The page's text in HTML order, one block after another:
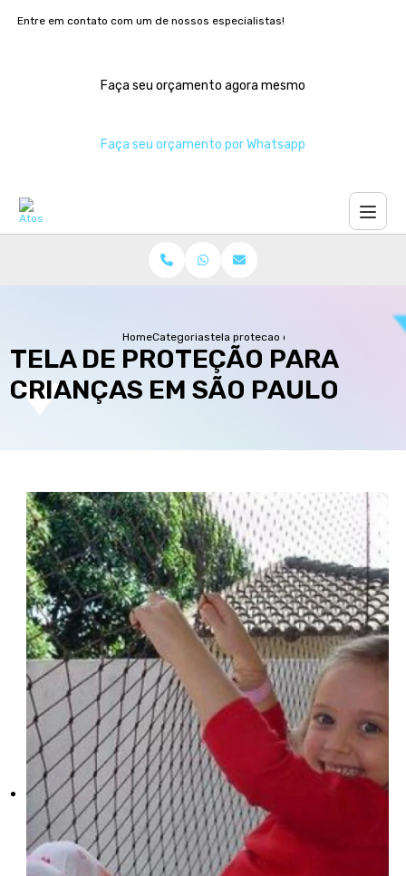
Entre em contato com um de nossos especialistas!
Faça seu orçamento agora mesmo
Faça seu orçamento por Whatsapp
HomeCategoriastela protecao criancas sao paulo
TELA DE PROTEÇÃO PARA
CRIANÇAS EM SÃO PAULO